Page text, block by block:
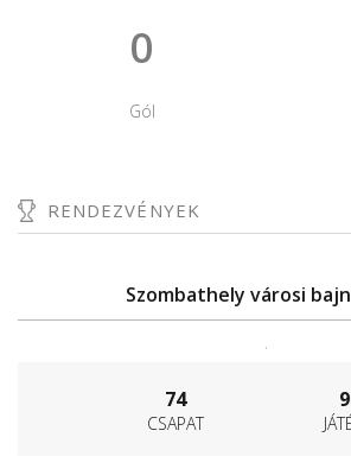
0
Gól
RENDEZVÉNYEK
Szombathely városi
.
74
CSAPAT